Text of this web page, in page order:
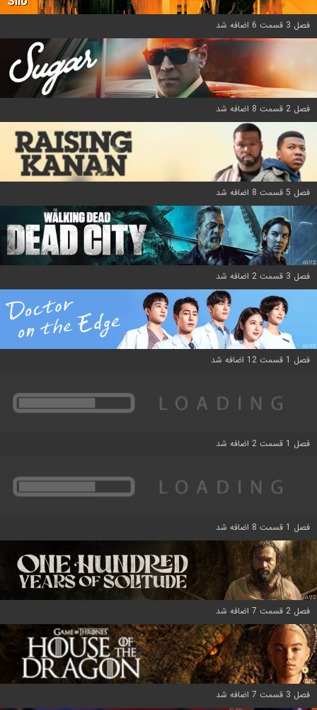
فصل 3 قسمت 6 اضافه شد
فصل 2 قسمت 8 اضافه شد
فصل 5 قسمت 8 اضافه شد
فصل 3 قسمت 2 اضافه شد
فصل 1 قسمت 12 اضافه شد
فصل 1 قسمت 2 اضافه شد
فصل 1 قسمت 8 اضافه شد
فصل 2 قسمت 7 اضافه شد
فصل 3 قسمت 7 اضافه شد